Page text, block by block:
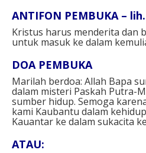
ANTIFON PEMBUKA –
Kristus harus menderita dan
untuk masuk ke dalam
DOA PEMBUKA
Marilah berdoa: Allah Bapa
dalam misteri Paskah Putra-
sumber hidup. Semoga
kami Kaubantu dalam
Kauantar ke dalam sukacita
ATAU: